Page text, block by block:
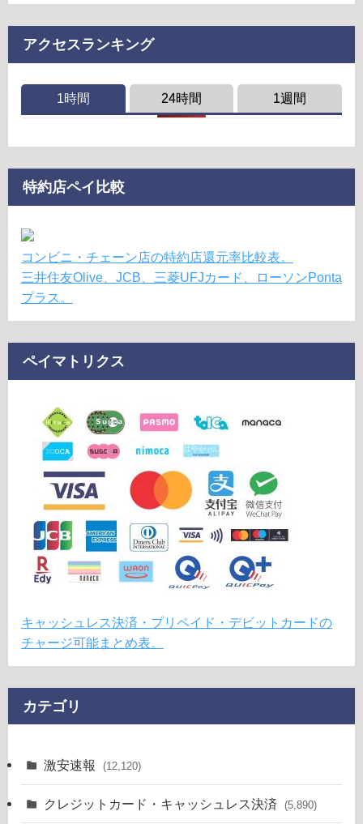
アクセスランキング
1時間 24時間 1週間
特約店ペイ比較
コンビニ・チェーン店の特約店還元率比較表。
三井住友Olive、JCB、三菱UFJカード、ローソンPonta
プラス。
ペイマトリクス
キャッシュレス決済・プリペイド・デビットカードの
チャージ可能まとめ表。
カテゴリ
激安速報 (12,120)
クレジットカード・キャッシュレス決済 (5,890)